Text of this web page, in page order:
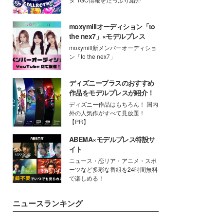
moxymillオーディション「to
the nex7」×モデルプレス
moxymill新メンバーオーディショ
ン「to the nex7」
ディズニープラスのおすすめ
作品をモデルプレスが紹介！
ディズニー作品はもちろん！ 国内
外の人気作がすべて見放題！
【PR】
ABEMA×モデルプレス特設サ
イト
ニュース・恋リア・アニメ・スポ
ーツなど多彩な番組を24時間無料
で楽しめる！
ニュースランキング